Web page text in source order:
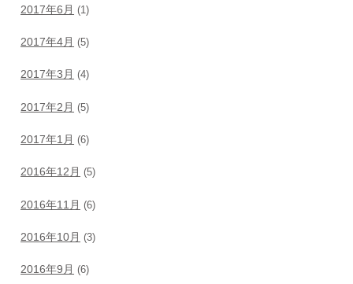
2017年6月 (1)
2017年4月 (5)
2017年3月 (4)
2017年2月 (5)
2017年1月 (6)
2016年12月 (5)
2016年11月 (6)
2016年10月 (3)
2016年9月 (6)